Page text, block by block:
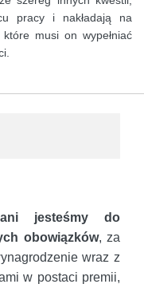
pracy i nakładają na
musi on wypełniać
jesteśmy do
obowiązków, za
wraz z
w postaci premii,